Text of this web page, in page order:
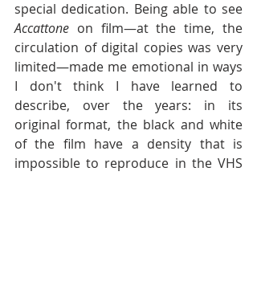
Accattone on film—at the time, the
circulation of digital copies was very
limited—made me emotional in ways
I don't think I have learned to
describe, over the years: in its
original format, the black and white
of the film have a density that is
impossible to reproduce in the VHS